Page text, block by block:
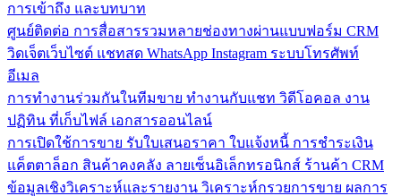
การเข้าถึง และบทบาท
ศูนย์ติดต่อ การสื่อสารรวมหลายช่องทางผ่านแบบฟอร์ม CRM
วิดเจ็ตเว็บไซต์ แชทสด WhatsApp Instagram ระบบโทรศัพท์
อีเมล
การทำงานร่วมกันในทีมขาย ทำงานกับแชท วิดีโอคอล งาน
ปฏิทิน ที่เก็บไฟล์ เอกสารออนไลน์
การเปิดใช้การขาย รับใบเสนอราคา ใบแจ้งหนี้ การชำระเงิน
แค็ตตาล็อก สินค้าคงคลัง ลายเซ็นอิเล็กทรอนิกส์ ร้านค้า CRM
ข้อมูลเชิงวิเคราะห์และรายงาน วิเคราะห์กรวยการขาย ผลการ